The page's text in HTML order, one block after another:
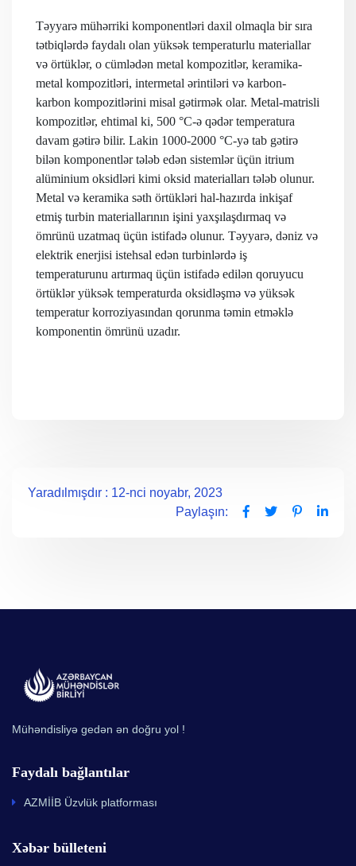
Təyyarə mühərriki komponentləri daxil olmaqla bir sıra
tətbiqlərdə faydalı olan yüksək temperaturlu materiallar
və örtüklər, o cümlədən metal kompozitlər, keramika-
metal kompozitləri, intermetal ərintiləri və karbon-
karbon kompozitlərini misal gətirmək olar. Metal-matrisli
kompozitlər, ehtimal ki, 500 °C-ə qədər temperatura
davam gətirə bilir. Lakin 1000-2000 °C-yə tab gətirə
bilən komponentlər tələb edən sistemlər üçün itrium
alüminium oksidləri kimi oksid materialları tələb olunur.
Metal və keramika səth örtükləri hal-hazırda inkişaf
etmiş turbin materiallarının işini yaxşılaşdırmaq və
ömrünü uzatmaq üçün istifadə olunur. Təyyarə, dəniz və
elektrik enerjisi istehsal edən turbinlərdə iş
temperaturunu artırmaq üçün istifadə edilən qoruyucu
örtüklər yüksək temperaturda oksidləşmə və yüksək
temperatur korroziyasından qorunma təmin etməklə
komponentin ömrünü uzadır.
Yaradılmışdır : 12-nci noyabr, 2023
Paylaşın:
Mühəndisliyə gedən ən doğru yol !
Faydalı bağlantılar
AZMİİB Üzvlük platforması
Xəbər bülleteni